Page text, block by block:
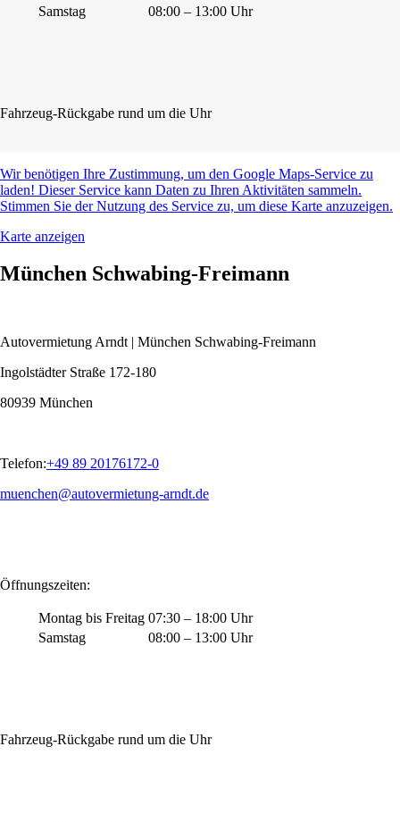
Samstag
08:00 – 13:00 Uhr
Fahrzeug-Rückgabe rund um die Uhr
Wir benötigen Ihre Zustimmung, um den Google Maps-Service zu
laden! Dieser Service kann Daten zu Ihren Aktivitäten sammeln.
Stimmen Sie der Nutzung des Service zu, um diese Karte anzuzeigen.
Karte anzeigen
München Schwabing-Freimann
Autovermietung Arndt | München Schwabing-Freimann
Ingolstädter Straße 172-180
80939 München
Telefon:+49 89 20176172-0
muenchen@autovermietung-arndt.de
Öffnungszeiten:
Montag bis Freitag 07:30 – 18:00 Uhr
Samstag
08:00 – 13:00 Uhr
Fahrzeug-Rückgabe rund um die Uhr